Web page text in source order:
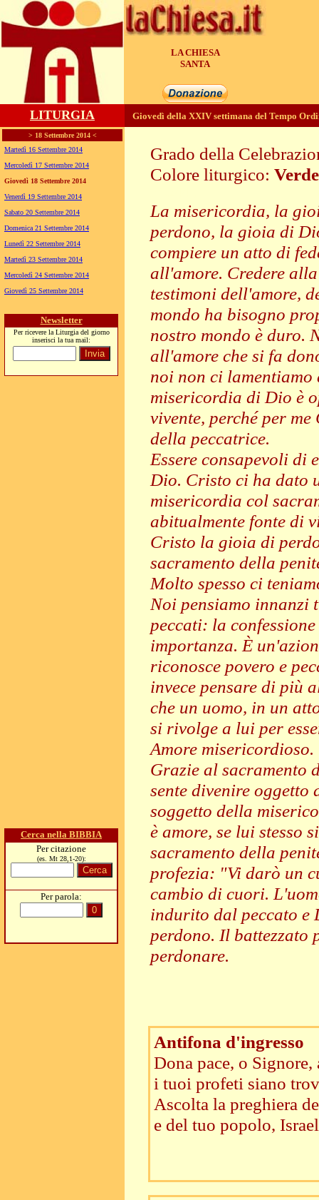
LA CHIESA
GENERA
LITURGIA
> 18 Settembre 2014 <
Martedì 16 Settembre 2014
Mercoledì 17 Settembre 2014
Giovedì 18 Settembre 2014
Venerdì 19 Settembre 2014
Sabato 20 Settembre 2014
Domenica 21 Settembre 2014
Lunedì 22 Settembre 2014
Martedì 23 Settembre 2014
Mercoledì 24 Settembre 2014
Giovedì 25 Settembre 2014
Newsletter
Per ricevere la Liturgia del giorno
inserisci la tua mail:
Cerca nella BIBBIA
Per citazione
(es. Mt 28,1-20):
Per parola:
Giovedì della XXIV settimana del Tempo
Grado della
Colore liturgico: Verde
La misericordia, la
perdono, la gioia di
compiere un atto di
all'amore. Credere
testimoni dell'amore,
mondo ha bisogno
nostro mondo è duro.
all'amore che si fa
noi non ci lamentiamo
misericordia di Dio è
vivente, perché per
della peccatrice.
Essere consapevoli di
Dio. Cristo ci ha dato
misericordia col
abitualmente fonte di
Cristo la gioia di
sacramento della
Molto spesso ci
Noi pensiamo innanzi
peccati: la
importanza. È
riconosce povero e
invece pensare di più
che un uomo, in un
si rivolge a lui per
Amore misericordioso.
Grazie al sacramento
sente divenire oggetto
soggetto della
è amore, se lui stesso
sacramento della
profezia: "Vi darò un
cambio di cuori.
indurito dal peccato
perdono. Il battezzato
perdonare.
Antifona d'ingresso
Dona pace, o
i tuoi profeti siano
Ascolta la preghiera
e del tuo popolo,